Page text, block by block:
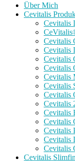
Über Mich
Cevitalis
Cevitalis
Cevitalis
Cevitalis
Cevitalis
Cevitalis
Cevitalis
Cevitalis
Cevitalis
Cevitalis
Cevitalis
Cevitalis
Cevitalis
Cevitalis
Cevitalis
Cevitalis